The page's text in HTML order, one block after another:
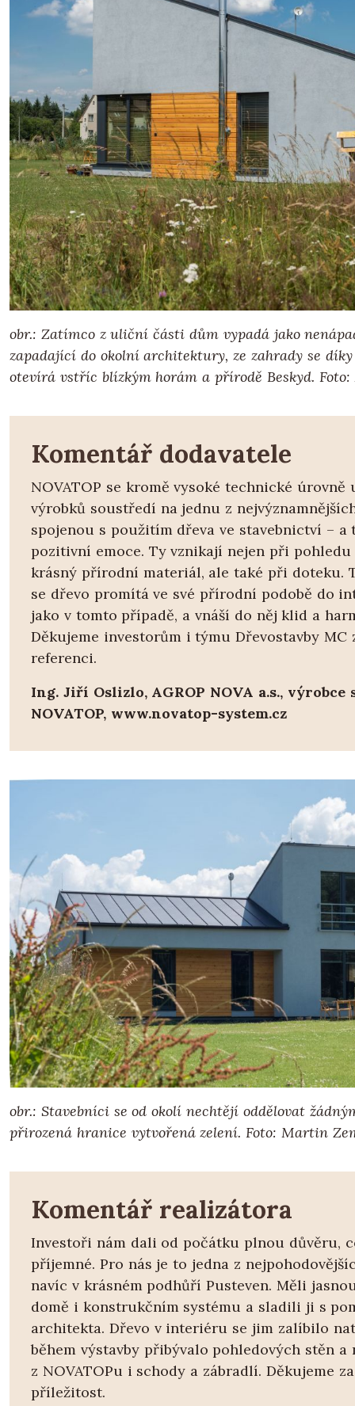
obr.: Zatímco z uliční části dům vypadá jako
zapadající do okolní architektury, ze zahrady se
otevírá vstříc blízkým horám a přírodě Beskyd.
Komentář dodavatele
NOVATOP se kromě vysoké technické úrovně
výrobků soustředí na jednu z
spojenou s použitím dřeva ve stavebnictví – a
pozitivní emoce. Ty vznikají nejen při
krásný přírodní materiál, ale také při doteku.
se dřevo promítá ve své přírodní podobě do
jako v tomto případě, a vnáší do něj klid a
Děkujeme investorům i týmu Dřevostavby MC
referenci.
Ing. Jiří Oslizlo, AGROP NOVA a.s., výrobce
NOVATOP, www.novatop-system.cz
obr.: Stavebníci se od okolí nechtějí oddělovat
přirozená hranice vytvořená zelení. Foto: Martin
Komentář realizátora
Investoři nám dali od počátku plnou důvěru,
příjemné. Pro nás je to jedna z
navíc v krásném podhůří Pusteven. Měli
domě i konstrukčním systému a sladili ji s
architekta. Dřevo v interiéru se jim zalíbilo
během výstavby přibývalo pohledových stěn a
z NOVATOPu i schody a zábradlí. Děkujeme
příležitost.